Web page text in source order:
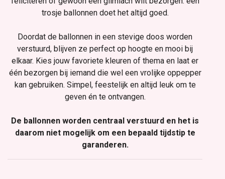
trosje ballonnen doet het altijd goed.
Doordat de ballonnen in een stevige doos worden
verstuurd, blijven ze perfect op hoogte en mooi bij
elkaar. Kies jouw favoriete kleuren of thema en laat er
één bezorgen bij iemand die wel een vrolijke oppepper
kan gebruiken. Simpel, feestelijk en altijd leuk om te
geven én te ontvangen.
De ballonnen worden centraal verstuurd en het is
daarom niet mogelijk om een bepaald tijdstip te
garanderen.